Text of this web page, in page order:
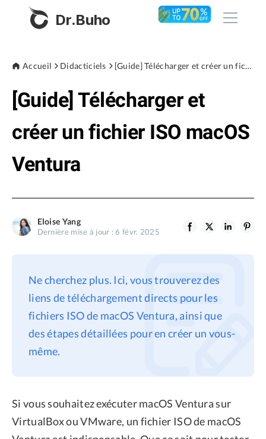
Dr.Buho
Produits
BuhoCleaner
BuhoRepair
BuhoLaunchpad
Boutique
Blog
Confidentialité
Conditions générales
Politique de
remboursement
Accueil Didacticiels [Guide] Télécharger et créer un fichier ISO macOS Ventura
[Guide] Télécharger et
créer un fichier ISO macOS
Ventura
Eloise Yang
Dernière mise à jour : 6 févr. 2025
Ne cherchez plus. Ici, vous trouverez des
liens de téléchargement directs pour les
fichiers ISO de macOS Ventura, ainsi que
des étapes détaillées pour en créer un vous-
même.
Si vous souhaitez exécuter macOS Ventura sur
VirtualBox ou VMware, un fichier ISO de macOS